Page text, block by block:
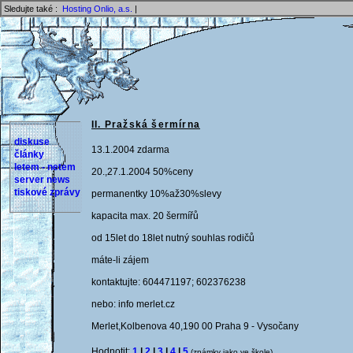
Sledujte také : Hosting Onlio, a.s. |
diskuse
články
letem - netem
server news
tiskové zprávy
II. Pražská šermírna
13.1.2004 zdarma
20.,27.1.2004 50%ceny
permanentky 10%až30%slevy
kapacita max. 20 šermířů
od 15let do 18let nutný souhlas rodičů
máte-li zájem
kontaktujte: 604471197; 602376238
nebo: info merlet.cz
Merlet,Kolbenova 40,190 00 Praha 9 - Vysočany